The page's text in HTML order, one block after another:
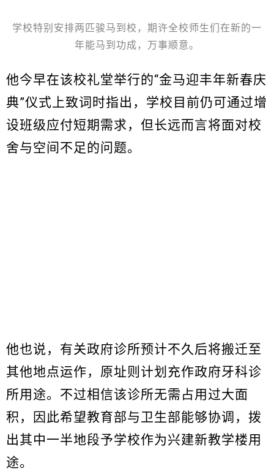
学校特别安排两匹骏马到校，期许全校师生们在新的一
年能马到功成，万事顺意。
他今早在该校礼堂举行的“金马迎丰年新春庆
典”仪式上致词时指出，学校目前仍可通过增
设班级应付短期需求，但长远而言将面对校
舍与空间不足的问题。
他也说，有关政府诊所预计不久后将搬迁至
其他地点运作，原址则计划充作政府牙科诊
所用途。不过相信该诊所无需占用过大面
积，因此希望教育部与卫生部能够协调，拨
出其中一半地段予学校作为兴建新教学楼用
途。